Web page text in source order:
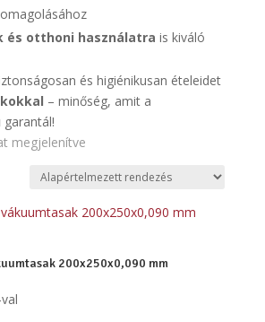
és otthoni használatra is kiváló
és higiénikusan ételeidet
– minőség, amit a
garantál!
megjelenítve
200x250x0,090 mm